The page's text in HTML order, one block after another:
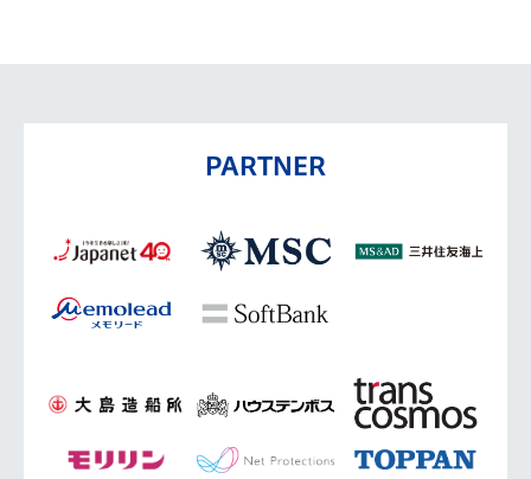
PARTNER